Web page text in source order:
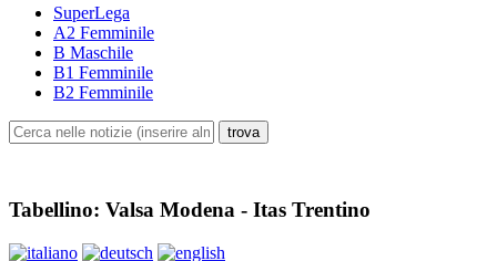
SuperLega
A2 Femminile
B Maschile
B1 Femminile
B2 Femminile
Tabellino: Valsa Modena - Itas Trentino